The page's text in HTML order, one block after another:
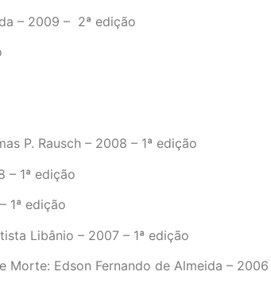
– 2009 – 2ª edição
P. Rausch – 2008 – 1ª edição
– 1ª edição
1ª edição
Libânio – 2007 – 1ª edição
Edson Fernando de Almeida – 2006